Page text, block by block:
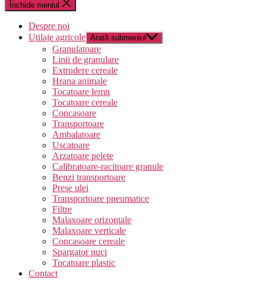
Închide meniul
Despre noi
Utilaje agricole Arată submeniul
Granulatoare
Linii de granulare
Extrudere cereale
Hrana animale
Tocatoare lemn
Tocatoare cereale
Concasoare
Transportoare
Ambalatoare
Uscatoare
Arzatoare pelete
Calibratoare-racitoare granule
Benzi transportoare
Prese ulei
Transportoare pneumatice
Filtre
Malaxoare orizontale
Malaxoare verticale
Concasoare cereale
Spargator nuci
Tocatoare plastic
Contact